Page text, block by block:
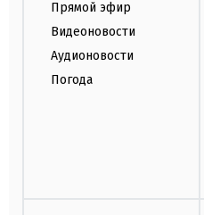
Прямой эфир
Видеоновости
Аудионовости
Погода